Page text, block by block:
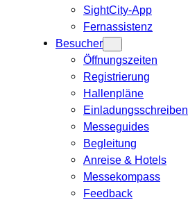
SightCity-App
Fernassistenz
Besucher
Öffnungszeiten
Registrierung
Hallenpläne
Einladungsschreiben
Messeguides
Begleitung
Anreise & Hotels
Messekompass
Feedback